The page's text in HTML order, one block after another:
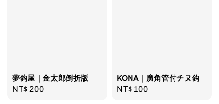
夢鈎屋｜金太郎倒折版
Regular
NT$ 200
KONA｜廣角管付チヌ鈎
Regular
NT$ 100